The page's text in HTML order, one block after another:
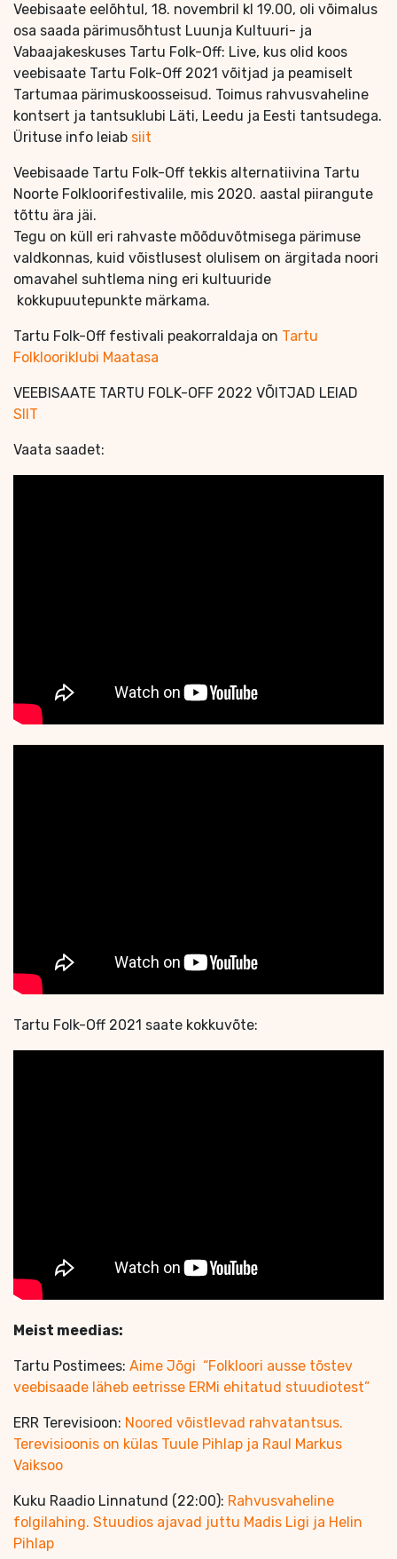
Veebisaate eelõhtul, 18. novembril kl 19.00, oli võimalus
osa saada pärimusõhtust Luunja Kultuuri- ja
Vabaajakeskuses Tartu Folk-Off: Live, kus olid koos
veebisaate Tartu Folk-Off 2021 võitjad ja peamiselt
Tartumaa pärimuskoosseisud. Toimus rahvusvaheline
kontsert ja tantsuklubi Läti, Leedu ja Eesti tantsudega.
Ürituse info leiab siit
Veebisaade Tartu Folk-Off tekkis alternatiivina Tartu
Noorte Folkloorifestivalile, mis 2020. aastal piirangute
tõttu ära jäi.
Tegu on küll eri rahvaste mõõduvõtmisega pärimuse
valdkonnas, kuid võistlusest olulisem on ärgitada noori
omavahel suhtlema ning eri kultuuride
kokkupuutepunkte märkama.
Tartu Folk-Off festivali peakorraldaja on Tartu
Folklooriklubi Maatasa
VEEBISAATE TARTU FOLK-OFF 2022 VÕITJAD LEIAD
SIIT
Vaata saadet:
Tartu Folk-Off 2021 saate kokkuvõte:
Meist meedias:
Tartu Postimees: Aime Jõgi “Folkloori ausse tõstev
veebisaade läheb eetrisse ERMi ehitatud stuudiotest”
ERR Terevisioon: Noored võistlevad rahvatantsus.
Terevisioonis on külas Tuule Pihlap ja Raul Markus
Vaiksoo
Kuku Raadio Linnatund (22:00): Rahvusvaheline
folgilahing. Stuudios ajavad juttu Madis Ligi ja Helin
Pihlap